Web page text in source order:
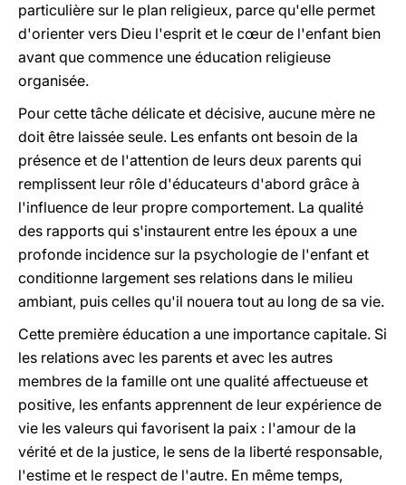
particulière sur le plan religieux, parce qu'elle permet
d'orienter vers Dieu l'esprit et le cœur de l'enfant bien
avant que commence une éducation religieuse
organisée.
Pour cette tâche délicate et décisive, aucune mère ne
doit être laissée seule. Les enfants ont besoin de la
présence et de l'attention de leurs deux parents qui
remplissent leur rôle d'éducateurs d'abord grâce à
l'influence de leur propre comportement. La qualité
des rapports qui s'instaurent entre les époux a une
profonde incidence sur la psychologie de l'enfant et
conditionne largement ses relations dans le milieu
ambiant, puis celles qu'il nouera tout au long de sa vie.
Cette première éducation a une importance capitale. Si
les relations avec les parents et avec les autres
membres de la famille ont une qualité affectueuse et
positive, les enfants apprennent de leur expérience de
vie les valeurs qui favorisent la paix : l'amour de la
vérité et de la justice, le sens de la liberté responsable,
l'estime et le respect de l'autre. En même temps,